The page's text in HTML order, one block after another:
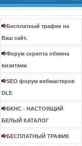
Бесплатный трафик на
Ваш сайт.
Форум скрипта обмена
визитами
SEO форум вебмастеров
DLE
БКНС - НАСТОЯЩИЙ
БЕЛЫЙ КАТАЛОГ
БЕСПЛАТНЫЙ ТРАФИК